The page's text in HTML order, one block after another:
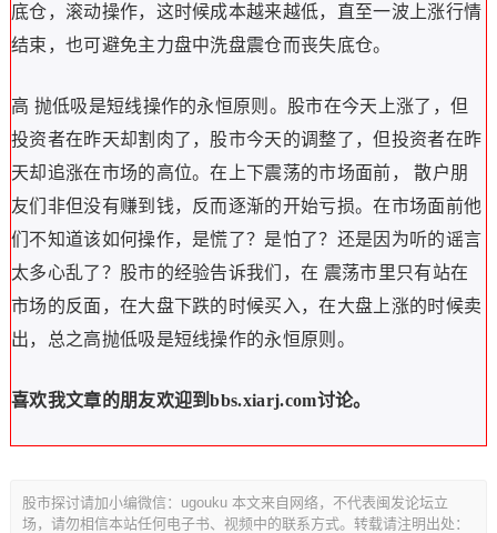
底仓，滚动操作，这时候成本越来越低，直至一波上涨行情
结束，也可避免主力盘中洗盘震仓而丧失底仓。
高 抛低吸是短线操作的永恒原则。股市在今天上涨了，但
投资者在昨天却割肉了，股市今天的调整了，但投资者在昨
天却追涨在市场的高位。在上下震荡的市场面前， 散户朋
友们非但没有赚到钱，反而逐渐的开始亏损。在市场面前他
们不知道该如何操作，是慌了？是怕了？还是因为听的谣言
太多心乱了？股市的经验告诉我们，在 震荡市里只有站在
市场的反面，在大盘下跌的时候买入，在大盘上涨的时候卖
出，总之高抛低吸是短线操作的永恒原则。
喜欢我文章的朋友欢迎到bbs.xiarj.com讨论。
股市探讨请加小编微信：ugouku 本文来自网络，不代表闽发论坛立
场，请勿相信本站任何电子书、视频中的联系方式。转载请注明出处：